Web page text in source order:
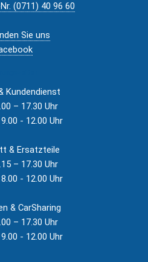
(0711) 40 96 60
Sie uns
Kundendienst
– 17.30 Uhr
- 12.00 Uhr
& Ersatzteile
– 17.30 Uhr
- 12.00 Uhr
& CarSharing
– 17.30 Uhr
- 12.00 Uhr